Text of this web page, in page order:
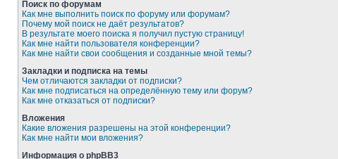
Поиск по форумам
Как мне выполнить поиск по форуму или форумам?
Почему мой поиск не даёт результатов?
В результате моего поиска я получил пустую страницу!
Как мне найти пользователя конференции?
Как мне найти свои сообщения и созданные мной темы?
Закладки и подписка на темы
Чем отличаются закладки от подписки?
Как мне подписаться на определённую тему или форум?
Как мне отказаться от подписки?
Вложения
Какие вложения разрешены на этой конференции?
Как мне найти мои вложения?
Информация о phpBB3